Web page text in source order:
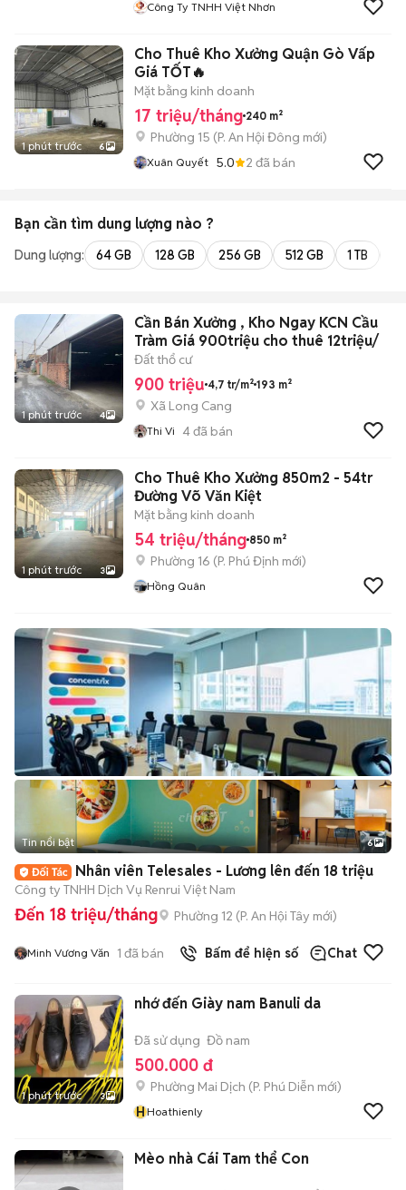
Công Ty TNHH Việt Nhơn
1 phút trước 6
Cho Thuê Kho Xưởng Quận Gò Vấp
Giá TỐT🔥
Mặt bằng kinh doanh
17 triệu/tháng 240 m²
Phường 15 (P. An Hội Đông mới)
Xuân Quyết 5.0 2 đã bán
Bạn cần tìm dung lượng nào ?
Dung lượng: 64 GB 128 GB 256 GB 512 GB 1 TB
1 phút trước 4
Cần Bán Xưởng , Kho Ngay KCN Cầu
Tràm Giá 900triệu cho thuê 12triệu/
Đất thổ cư
900 triệu 4,7 tr/m² 193 m²
Xã Long Cang
Thi Vi 4đã bán
1 phút trước 3
Cho Thuê Kho Xưởng 850m2 - 54tr
Đường Võ Văn Kiệt
Mặt bằng kinh doanh
54 triệu/tháng 850 m²
Phường 16 (P. Phú Định mới)
Hồng Quân
+2
Tin nổi bật 6
Nhân viên Telesales - Lương lên đến 18 triệu
Công ty TNHH Dịch Vụ Renrui Việt Nam
Đến 18 triệu/tháng Phường 12 (P. An Hội Tây mới)
Minh Vương Văn 1 đã bán Bấm để hiện số Chat
1 phút trước 3
nhớ đến Giày nam Banuli da
Đã sử dụng Đồ nam
500.000 đ
Phường Mai Dịch (P. Phú Diễn mới)
HHoathienly
Mèo nhà Cái Tam thể Con